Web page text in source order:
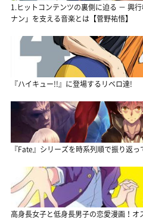
1.ヒットコンテンツの裏側に迫る － 興
ナン」を支える音楽とは【菅野祐悟】
『ハイキュー!!』に登場するリベロ達!
『Fate』シリーズを時系列順で振り返っ
高身長女子と低身長男子の恋愛漫画！オ